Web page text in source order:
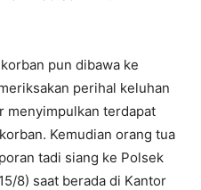
pun dibawa ke
perihal keluhan
menyimpulkan terdapat
Kemudian orang tua
tadi siang ke Polsek
8) saat berada di Kantor